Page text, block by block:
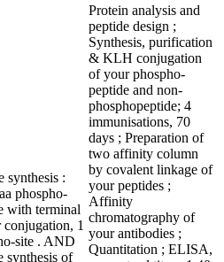
synthesis :
phospho-
with terminal
conjugation, 1
site . AND
synthesis of
Protein analysis and
peptide design ;
Synthesis, purification
& KLH conjugation
of your phospho-
peptide and non-
phosphopeptide; 4
immunisations, 70
days ; Preparation of
two affinity column
by covalent linkage of
your peptides ;
Affinity
chromatography of
your antibodies ;
Quantitation ; ELISA,